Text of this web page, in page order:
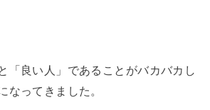
「良い人」であることがバカバカし
なってきました。